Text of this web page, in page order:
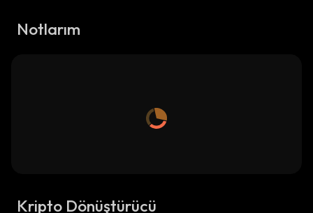
Notlarım
Kripto Dönüştürücü